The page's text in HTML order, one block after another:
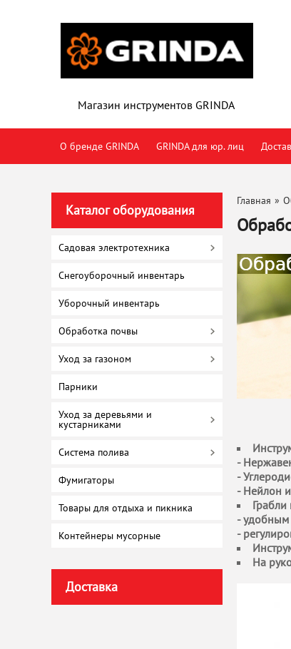
Магазин инструментов GRINDA
О бренде GRINDA GRINDA для юр. лиц
Каталог оборудования
Садовая электротехника
Снегоуборочный инвентарь
Уборочный инвентарь
Обработка почвы
Уход за газоном
Парники
Уход за деревьями и
кустарниками
Система полива
Фумигаторы
Товары для отдыха и пикника
Контейнеры мусорные
Доставка
Главная »
-
-
- Нейлон
-
-
На